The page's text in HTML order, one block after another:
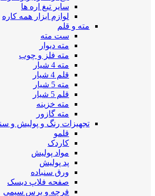
سایر تیغ اره ها
لوازم ابزار همه کاره
مته و قلم
ست مته
مته دیوار
مته فلز و چوب
مته 4 شیار
قلم 4 شیار
مته 5 شیار
قلم 5 شیار
مته خزینه
مته گازور
تجهیزات رنگ و پولیش و
قلمو
کاردک
مواد پولیش
پد پولیش
ورق سنباده
صفحه فلاپ دیسک
فرچه و برس سیمی